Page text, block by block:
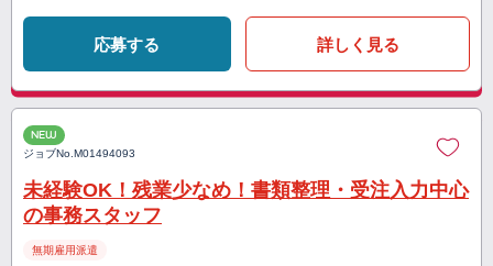
応募する 詳しく見る
NEW
ジョブNo.M01494093
未経験OK！残業少なめ！書類整理・受注入力中心
の事務スタッフ
無期雇用派遣